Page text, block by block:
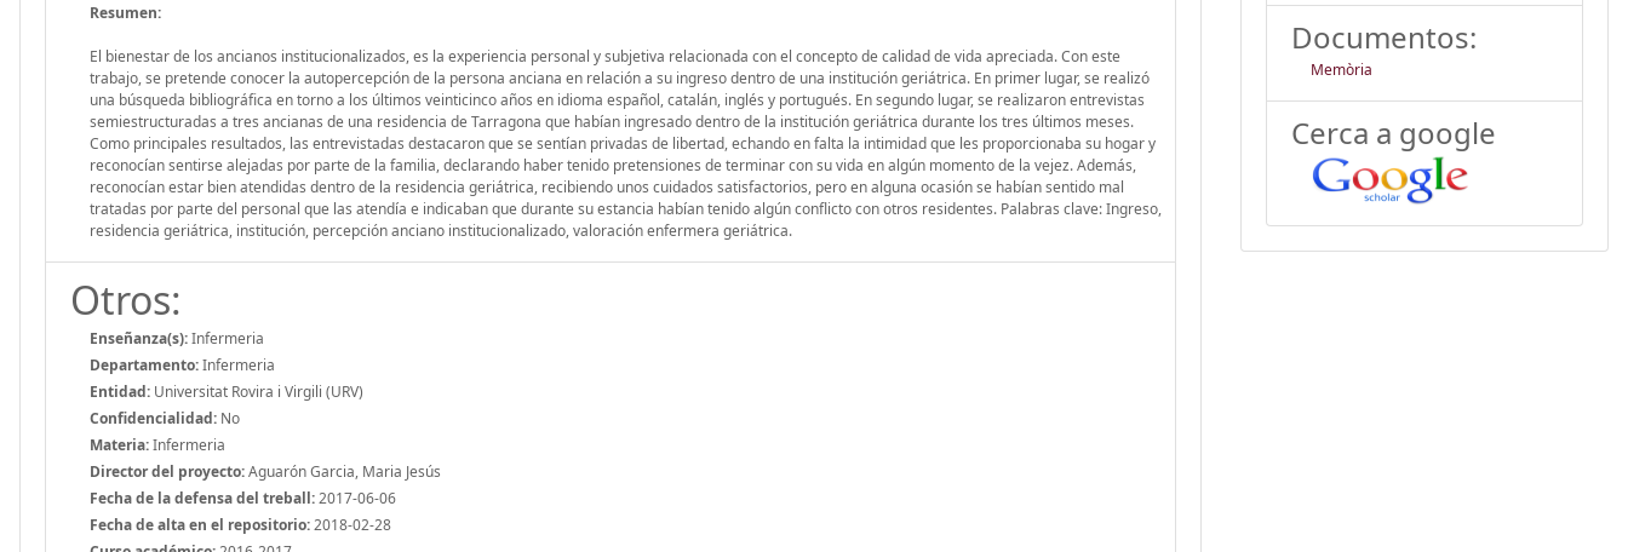
Resumen:
El bienestar de los ancianos institucionalizados, es la experiencia personal y subjetiva relacionada con el concepto de calidad de vida apreciada. Con este
trabajo, se pretende conocer la autopercepción de la persona anciana en relación a su ingreso dentro de una institución geriátrica. En primer lugar, se realizó
una búsqueda bibliográfica en torno a los últimos veinticinco años en idioma español, catalán, inglés y portugués. En segundo lugar, se realizaron entrevistas
semiestructuradas a tres ancianas de una residencia de Tarragona que habían ingresado dentro de la institución geriátrica durante los tres últimos meses.
Como principales resultados, las entrevistadas destacaron que se sentían privadas de libertad, echando en falta la intimidad que les proporcionaba su hogar y
reconocían sentirse alejadas por parte de la familia, declarando haber tenido pretensiones de terminar con su vida en algún momento de la vejez. Además,
reconocían estar bien atendidas dentro de la residencia geriátrica, recibiendo unos cuidados satisfactorios, pero en alguna ocasión se habían sentido mal
tratadas por parte del personal que las atendía e indicaban que durante su estancia habían tenido algún conflicto con otros residentes. Palabras clave: Ingreso,
residencia geriátrica, institución, percepción anciano institucionalizado, valoración enfermera geriátrica.
Otros:
Enseñanza(s):Infermeria
Departamento:Infermeria
Entidad: Universitat Rovira i Virgili (URV)
Confidencialidad: No
Materia:Infermeria
Director del proyecto:Aguarón Garcia, Maria Jesús
Fecha de la defensa del treball:2017-06-06
Fecha de alta en el repositorio:2018-02-28
Documentos:
Memòria
Cerca a google